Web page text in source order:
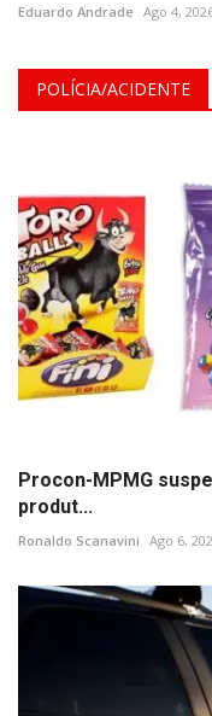
Eduardo Andrade Ago 4,
POLÍCIA/ACIDENTE
Procon-MPMG
produt...
Ronaldo Scanavini Ago 6,